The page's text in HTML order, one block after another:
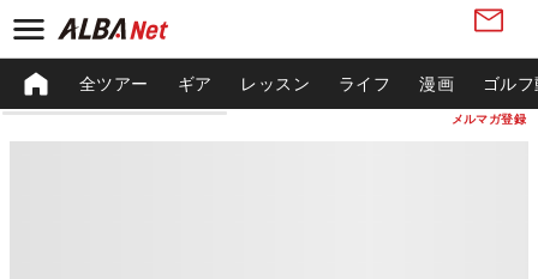
メルマガ登録
全ツアー ギア レッスン ライフ 漫画 ゴル